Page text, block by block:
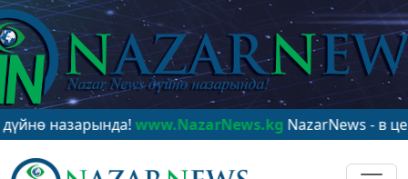
www.NazarNews.kgNazarNews - в центре